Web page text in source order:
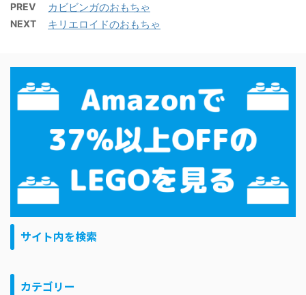
PREV カビビンガのおもちゃ
NEXT キリエロイドのおもちゃ
サイト内を検索
カテゴリー